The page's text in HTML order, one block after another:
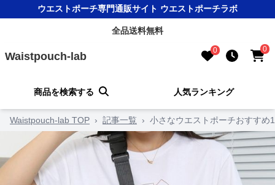
ウエストポーチ専門通販サイト ウエストポーチラボ
全品送料無料
Waistpouch-lab 0 0
商品を検索する 人気ランキング
Waistpouch-lab TOP › 記事一覧 › 小さなウエストポーチおすすめ